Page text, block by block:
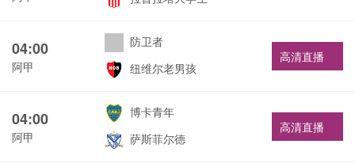
04:00
阿甲
防卫者
纽维尔老男孩
高清直播
04:00
阿甲
博卡青年
萨斯菲尔德
高清直播